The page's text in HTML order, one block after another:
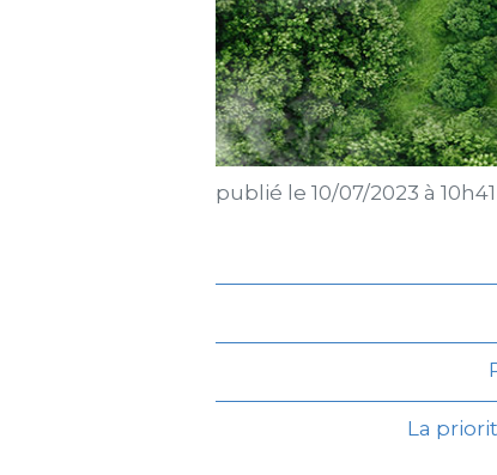
publié le 10/07/2023 à 10h41
La